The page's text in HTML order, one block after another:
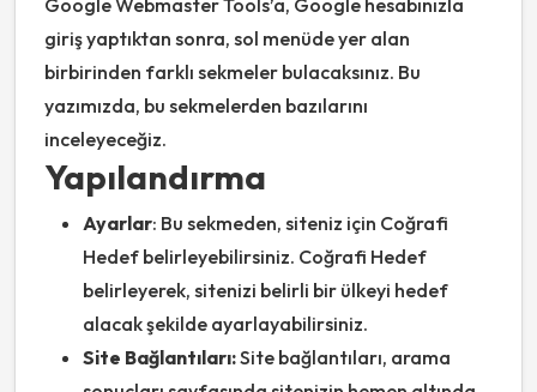
Google Webmaster Tools’a, Google hesabınızla
giriş yaptıktan sonra, sol menüde yer alan
birbirinden farklı sekmeler bulacaksınız. Bu
yazımızda, bu sekmelerden bazılarını
inceleyeceğiz.
Yapılandırma
Ayarlar: Bu sekmeden, siteniz için Coğrafi
Hedef belirleyebilirsiniz. Coğrafi Hedef
belirleyerek, sitenizi belirli bir ülkeyi hedef
alacak şekilde ayarlayabilirsiniz.
Site Bağlantıları:Site bağlantıları, arama